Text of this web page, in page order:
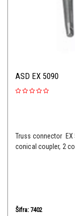
ASD EX 5090
Truss connector EX
conical coupler, 2
Šifra: 7402